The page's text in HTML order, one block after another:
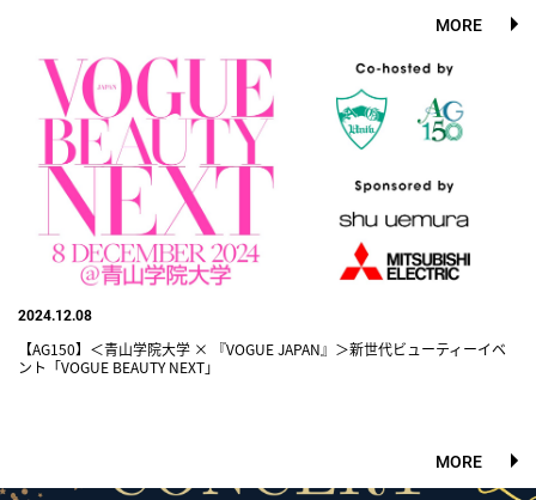
MORE
2024.12.08
【AG150】＜青山学院大学 × 『VOGUE JAPAN』＞新世代ビューティーイベ
ント「VOGUE BEAUTY NEXT」
MORE